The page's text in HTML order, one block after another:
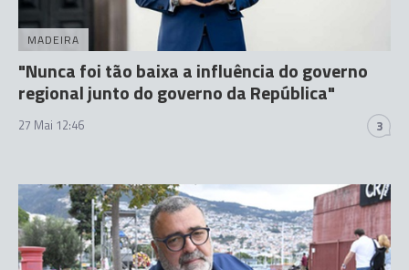
MADEIRA
"Nunca foi tão baixa a influência do governo
regional junto do governo da República"
27 Mai 12:46 3